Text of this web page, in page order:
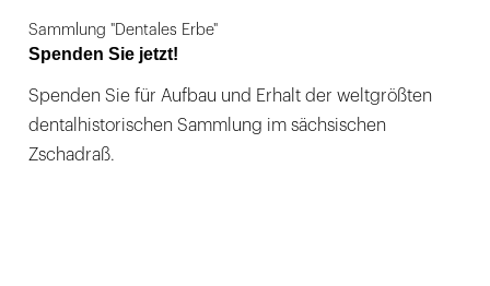
Sammlung "Dentales Erbe"
Spenden Sie jetzt!
Spenden Sie für Aufbau und Erhalt der weltgrößten
dentalhistorischen Sammlung im sächsischen
Zschadraß.